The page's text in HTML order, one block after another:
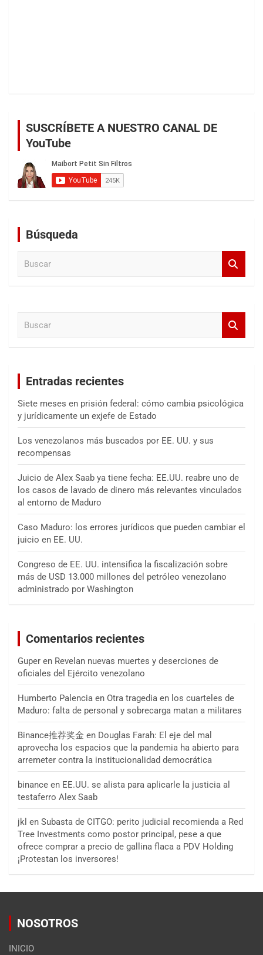
SUSCRÍBETE A NUESTRO CANAL DE
YouTube
Búsqueda
Entradas recientes
Siete meses en prisión federal: cómo cambia psicológica
y jurídicamente un exjefe de Estado
Los venezolanos más buscados por EE. UU. y sus
recompensas
Juicio de Alex Saab ya tiene fecha: EE.UU. reabre uno de
los casos de lavado de dinero más relevantes vinculados
al entorno de Maduro
Caso Maduro: los errores jurídicos que pueden cambiar el
juicio en EE. UU.
Congreso de EE. UU. intensifica la fiscalización sobre
más de USD 13.000 millones del petróleo venezolano
administrado por Washington
Comentarios recientes
Guper en Revelan nuevas muertes y deserciones de
oficiales del Ejército venezolano
Humberto Palencia en Otra tragedia en los cuarteles de
Maduro: falta de personal y sobrecarga matan a militares
Binance推荐奖金 en Douglas Farah: El eje del mal
aprovecha los espacios que la pandemia ha abierto para
arremeter contra la institucionalidad democrática
binance en EE.UU. se alista para aplicarle la justicia al
testaferro Alex Saab
jkl en Subasta de CITGO: perito judicial recomienda a Red
Tree Investments como postor principal, pese a que
ofrece comprar a precio de gallina flaca a PDV Holding
¡Protestan los inversores!
NOSOTROS
INICIO